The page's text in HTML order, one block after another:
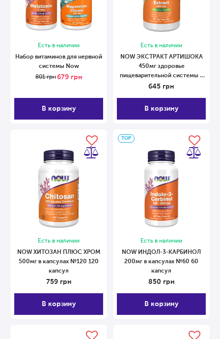
Есть в наличии
Набор витаминов для нервной
системы Now
801грн 679 грн
В корзину
Есть в наличии
NOW ЭКСТРАКТ АРТИШОКА
450мг здоровье
пищеварительной системы в
капсулах №90 90 капсул
645 грн
В корзину
Есть в наличии
NOW ХИТОЗАН ПЛЮС ХРОМ
500мг в капсулах №120 120
капсул
759 грн
В корзину
ТОP
Есть в наличии
NOW ИНДОЛ-3-КАРБИНОЛ
200мг в капсулах №60 60
капсул
850 грн
В корзину